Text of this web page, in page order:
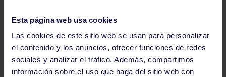
Esta página web usa cookies
Las cookies de este sitio web se usan para personalizar
el contenido y los anuncios, ofrecer funciones de redes
sociales y analizar el tráfico. Además, compartimos
información sobre el uso que haga del sitio web con
INFANTIL B: CID JOVELLANOS – RGCC B
1121 1122 1123 1124 1125
1126
1127